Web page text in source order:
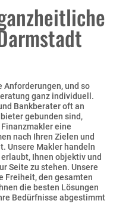
Anforderungen, und so
ganz individuell.
Bankberater oft an
gebunden sind,
eine
nach Ihren Zielen und
Unsere Makler handeln
Ihnen objektiv und
Seite zu stehen. Unsere
Freiheit, den gesamten
die besten Lösungen
Bedürfnisse abgestimmt